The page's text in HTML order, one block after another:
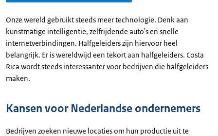
Onze wereld gebruikt steeds meer technologie. Denk aan
kunstmatige intelligentie, zelfrijdende auto's en snelle
internetverbindingen. Halfgeleiders zijn hiervoor heel
belangrijk. Er is wereldwijd een tekort aan halfgeleiders. Costa
Rica wordt steeds interessanter voor bedrijven die halfgeleiders
maken.
Kansen voor Nederlandse ondernemers
Bedrijven zoeken nieuwe locaties om hun productie uit te